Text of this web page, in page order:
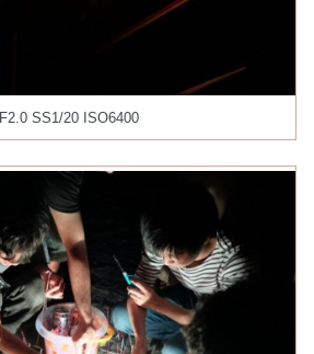
F2.0 SS1/20 ISO6400